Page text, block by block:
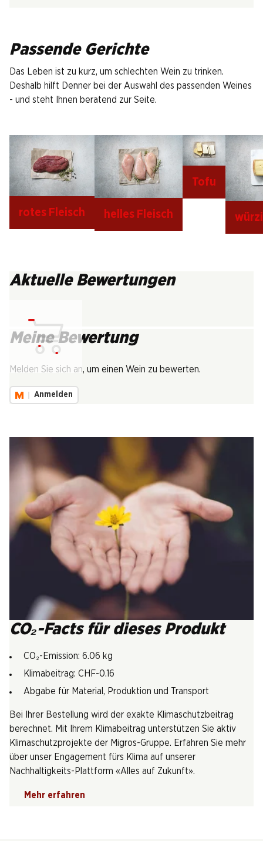
Passende Gerichte
Das Leben ist zu kurz, um schlechten Wein zu trinken.
Deshalb hilft Denner bei der Auswahl des passenden Weines
- und steht Ihnen beratend zur Seite.
rotes Fleisch helles Fleisch
Tofu
Aktuelle Bewertungen
Meine Bewertung
Melden Sie sich an, um einen Wein zu bewerten.
Anmelden
CO₂-Facts für dieses Produkt
CO₂-Emission: 6.06 kg
Klimabeitrag: CHF-0.16
Abgabe für Material, Produktion und Transport
Bei Ihrer Bestellung wird der exakte Klimaschutzbeitrag
berechnet. Mit Ihrem Klimabeitrag unterstützen Sie aktiv
Klimaschutzprojekte der Migros-Gruppe. Erfahren Sie mehr
über unser Engagement fürs Klima auf unserer
Nachhaltigkeits-Plattform «Alles auf Zukunft».
Mehr erfahren